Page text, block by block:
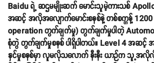
Baidu ရဲ့ ဆဌမမျိုးဆက် မောင်းသူမဲ့ကားသစ်
အဆင့် အလိုအလျောက်မောင်းစနစ်နဲ့ တစ်စက္ကန့်
operation တွက်ချက်မှု) တွက်ချက်မှုပါတဲ့
စုံတွဲ တွက်ချက်မှုစနစ် ပါရှိပါတယ်။ Level 4 အဆင့်
နှင်မှုစနစ်မှာ လူမလိုသလောက် နီးနီး ယာဉ်က သူ့အလိုလို